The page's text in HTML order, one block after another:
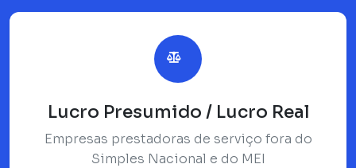
Lucro Presumido / Lucro Real
Empresas prestadoras de serviço fora do
Simples Nacional e do MEI